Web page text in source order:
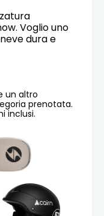
15 16
29
Voglio uno
dura e
un altro
prenotata.
inclusi.